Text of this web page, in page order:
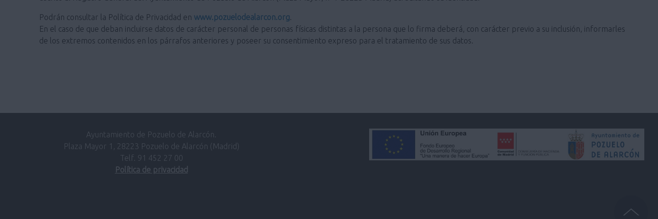
Podrán consultar la Política de Privacidad en www.pozuelodealarcon.org.
En el caso de que deban incluirse datos de carácter personal de personas físicas distintas a la persona que lo firma deberá, con carácter previo a su inclusión, informarles
de los extremos contenidos en los párrafos anteriores y poseer su consentimiento expreso para el tratamiento de sus datos.
Ayuntamiento de Pozuelo de Alarcón.
Plaza Mayor 1, 28223 Pozuelo de Alarcón (Madrid)
Telf. 91 452 27 00
Política de privacidad